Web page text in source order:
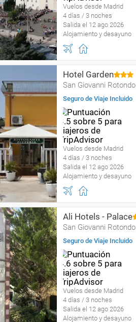
Vuelos desde Madrid
4 días / 3 noches
Salida el 12 ago 2026
Alojamiento y desayuno
Hotel Garden
San Giovanni Rotondo
Seguro de Viaje Incluido
Vuelos desde Madrid
4 días / 3 noches
Salida el 12 ago 2026
Alojamiento y desayuno
Ali Hotels - Palace
San Giovanni Rotondo
Seguro de Viaje Incluido
Vuelos desde Madrid
4 días / 3 noches
Salida el 12 ago 2026
Alojamiento y desayuno